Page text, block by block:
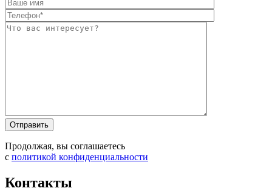
Оставьте это
Оставьте это
Продолжая, вы соглашаетесь
с политикой конфиденциальности
Контакты